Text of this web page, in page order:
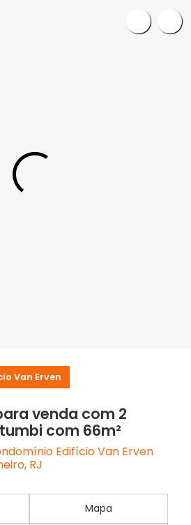
Van Erven
venda com 2
com 66m²
Edifício Van Erven
RJ
Mapa